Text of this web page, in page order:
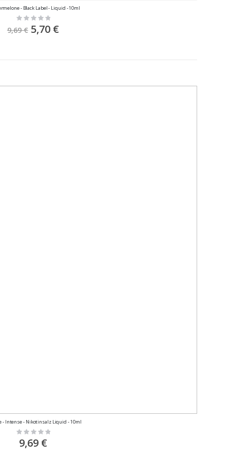
- Black Label - Liquid - 10ml
Rating:
9,69 € Sonderpreis
5,70 €
- Intense - Nikotinsalz Liquid - 10ml
Rating:
9,69 €